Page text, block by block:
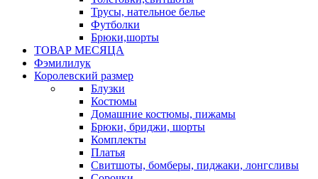
Трусы, нательное белье
Футболки
Брюки,шорты
ТОВАР МЕСЯЦА
Фэмилилук
Королевский размер
Блузки
Костюмы
Домашние костюмы, пижамы
Брюки, бриджи, шорты
Комплекты
Платья
Свитшоты, бомберы, пиджаки, лонгсливы